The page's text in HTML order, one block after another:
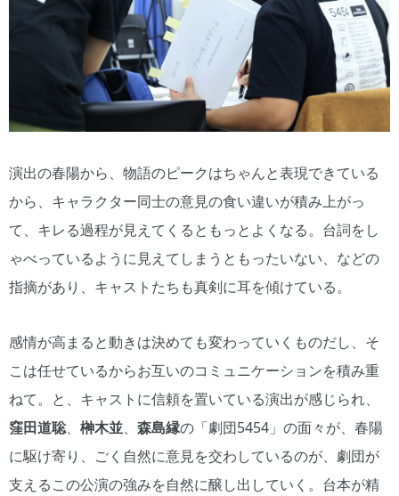
演出の春陽から、物語のピークはちゃんと表現できている
から、キャラクター同士の意見の食い違いが積み上がっ
て、キレる過程が見えてくるともっとよくなる。台詞をし
ゃべっているように見えてしまうともったいない、などの
指摘があり、キャストたちも真剣に耳を傾けている。
感情が高まると動きは決めても変わっていくものだし、そ
こは任せているからお互いのコミュニケーションを積み重
ねて。と、キャストに信頼を置いている演出が感じられ、
窪田道聡、 榊木並、 森島縁の「劇団5454」の面々が、春陽
に駆け寄り、ごく自然に意見を交わしているのが、劇団が
支えるこの公演の強みを自然に醸し出していく。台本が精